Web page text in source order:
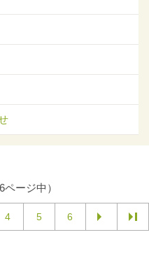
ージ中）
4 5 6